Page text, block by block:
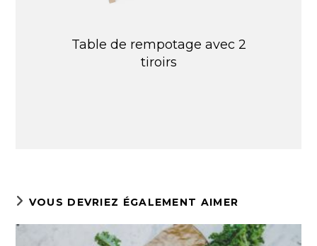
Table de rempotage avec 2
tiroirs
VOUS DEVRIEZ ÉGALEMENT AIMER